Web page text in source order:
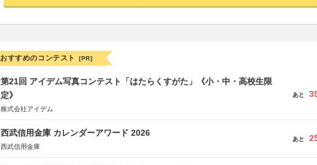
おすすめのコンテスト [PR]
第21回 アイデム写真コンテスト「はたらくすがた」《小・中・高校生限
定》
株式会社アイデム
あと
西武信用金庫 カレンダーアワード 2026
西武信用金庫
あと